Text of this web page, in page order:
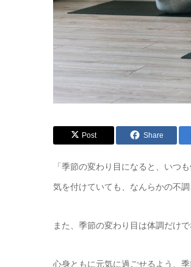
Post Share
「季節の変わり目になると、いつ
気を付けていても、なんらかの不
また、季節の変わり目は体調だけ
心身ともに元気に過ごせるよう、